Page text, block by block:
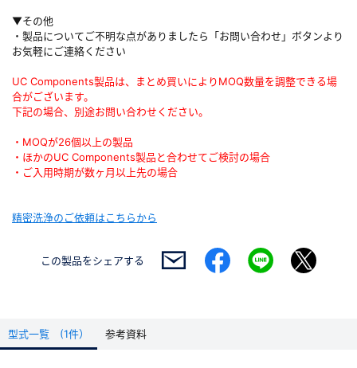
▼その他
・製品についてご不明な点がありましたら「お問い合わせ」ボタンより
お気軽にご連絡ください
UC Components製品は、まとめ買いによりMOQ数量を調整できる場
合がございます。
下記の場合、別途お問い合わせください。
・MOQが26個以上の製品
・ほかのUC Components製品と合わせてご検討の場合
・ご入用時期が数ヶ月以上先の場合
精密洗浄のご依頼はこちらから
この製品をシェアする
型式一覧 (1件） 参考資料